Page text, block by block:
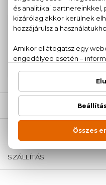
100% eredeti termékek,
Kérdésed van, elakadtál?
20 779 1924
SZÁLLÍTÁS